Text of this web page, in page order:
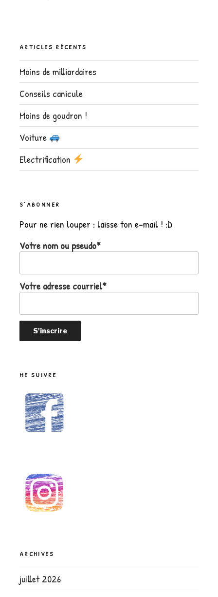
ARTICLES RÉCENTS
Moins de milliardaires
Conseils canicule
Moins de goudron !
Voiture
Electrification
S’ABONNER
Pour ne rien louper : laisse ton e-mail ! :D
Votre nom ou pseudo*
Votre adresse courriel*
ME SUIVRE
ARCHIVES
juillet 2026